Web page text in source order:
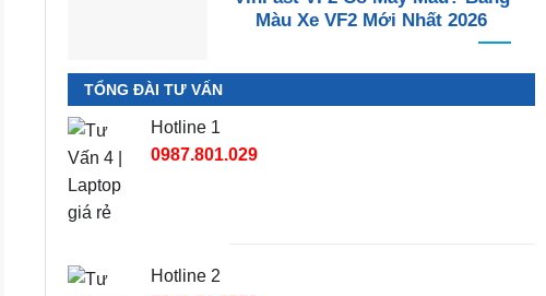
Màu Xe VF2 Mới Nhất 2026
TỔNG ĐÀI TƯ VẤN
Hotline 1
0987.801.029
Hotline 2